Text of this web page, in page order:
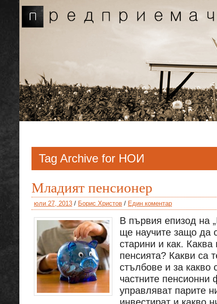
Tag Archive for НОИ
Младият пенсионер
юли 27, 2013 / Борис Христов / Един коментар
В първия епизод на
ще научите защо да
старини и как.
пенсията? Какви са
стълбове и за какво
частните пенсионни
управляват парите